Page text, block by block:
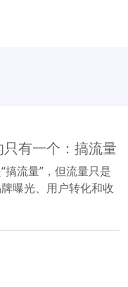
有一个：搞流量
流量”，但流量只是
曝光、用户转化和收